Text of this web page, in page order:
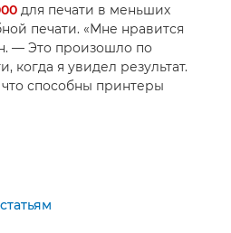
для печати в меньших
печати. «Мне нравится
— Это произошло по
когда я увидел результат.
способны принтеры